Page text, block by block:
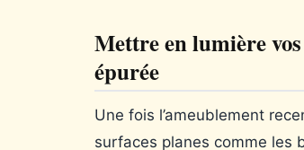
Mettre en lumière
épurée
Une fois l’ameublement
surfaces planes comme les